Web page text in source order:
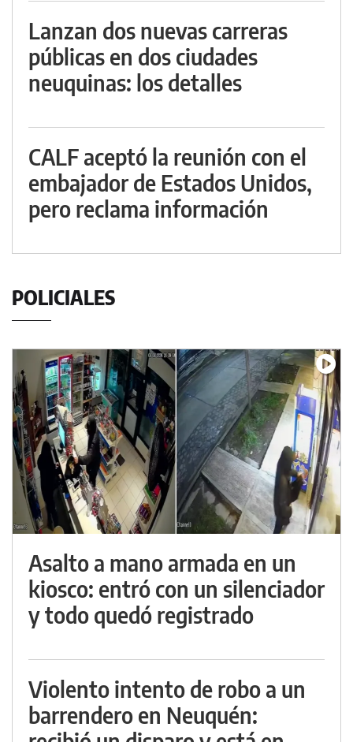
Lanzan dos nuevas carreras
públicas en dos ciudades
neuquinas: los detalles
CALF aceptó la reunión con el
embajador de Estados Unidos,
pero reclama información
POLICIALES
Asalto a mano armada en un
kiosco: entró con un silenciador
y todo quedó registrado
Violento intento de robo a un
barrendero en Neuquén: